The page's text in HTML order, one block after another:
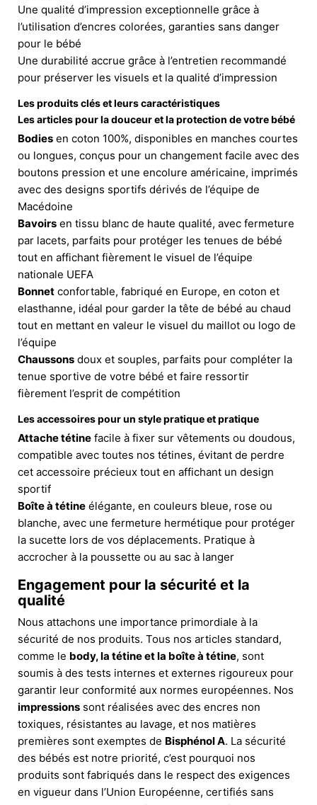
Une qualité d’impression exceptionnelle grâce à
l’utilisation d’encres colorées, garanties sans danger
pour le bébé
Une durabilité accrue grâce à l’entretien recommandé
pour préserver les visuels et la qualité d’impression
Les produits clés et leurs caractéristiques
Les articles pour la douceur et la protection de votre bébé
Bodies en coton 100%, disponibles en manches courtes
ou longues, conçus pour un changement facile avec des
boutons pression et une encolure américaine, imprimés
avec des designs sportifs dérivés de l’équipe de
Macédoine
Bavoirs en tissu blanc de haute qualité, avec fermeture
par lacets, parfaits pour protéger les tenues de bébé
tout en affichant fièrement le visuel de l’équipe
nationale UEFA
Bonnet confortable, fabriqué en Europe, en coton et
elasthanne, idéal pour garder la tête de bébé au chaud
tout en mettant en valeur le visuel du maillot ou logo de
l’équipe
Chaussons doux et souples, parfaits pour compléter la
tenue sportive de votre bébé et faire ressortir
fièrement l’esprit de compétition
Les accessoires pour un style pratique et pratique
Attache tétine facile à fixer sur vêtements ou doudous,
compatible avec toutes nos tétines, évitant de perdre
cet accessoire précieux tout en affichant un design
sportif
Boîte à tétine élégante, en couleurs bleue, rose ou
blanche, avec une fermeture hermétique pour protéger
la sucette lors de vos déplacements. Pratique à
accrocher à la poussette ou au sac à langer
Engagement pour la sécurité et la
qualité
Nous attachons une importance primordiale à la
sécurité de nos produits. Tous nos articles standard,
comme le body, la tétine et la boîte à tétine, sont
soumis à des tests internes et externes rigoureux pour
garantir leur conformité aux normes européennes. Nos
impressions sont réalisées avec des encres non
toxiques, résistantes au lavage, et nos matières
premières sont exemptes de Bisphénol A. La sécurité
des bébés est notre priorité, c’est pourquoi nos
produits sont fabriqués dans le respect des exigences
en vigueur dans l’Union Européenne, certifiés sans